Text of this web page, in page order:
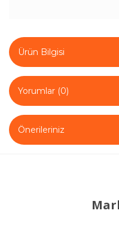
Ürün Bilgisi
Yorumlar (0)
Önerileriniz